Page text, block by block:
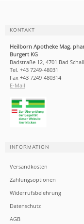
KONTAKT
Heilborn Apotheke Mag.
Burgert KG
Badstraße 12, 4701 Bad
Tel. +43 7249-48031
Fax +43 7249-480314
E-Mail
INFORMATION
Versandkosten
Zahlungsoptionen
Widerrufsbelehrung
Datenschutz
AGB